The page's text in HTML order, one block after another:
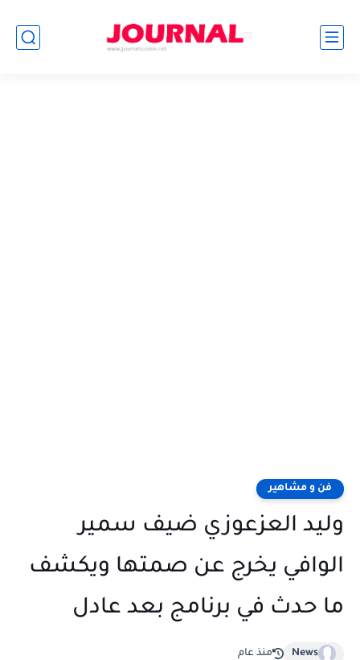
فن و مشاهير
وليد العزعوزي ضيف سمير
الوافي يخرج عن صمتها ويكشف
ما حدث في برنامج بعد عادل
News منذ عام